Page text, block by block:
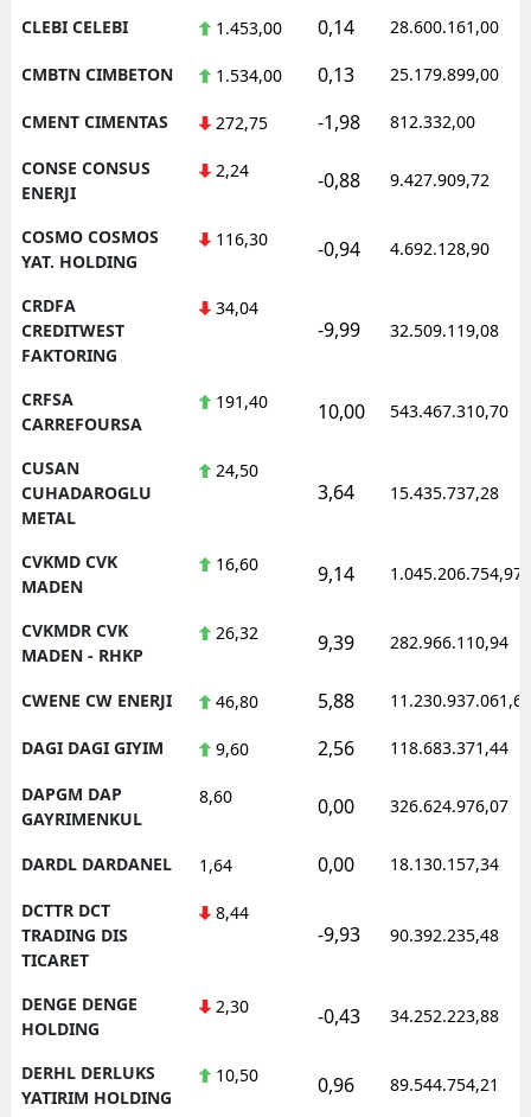
CLEBI CELEBI 1.453,00 0,14 28.600.161,00
CMBTN CIMBETON 1.534,00 0,13 25.179.899,00
CMENT CIMENTAS 272,75 -1,98 812.332,00
CONSE CONSUS
ENERJI
2,24 -0,88 9.427.909,72
COSMO COSMOS
YAT. HOLDING
116,30 -0,94 4.692.128,90
CRDFA
CREDITWEST
FAKTORING
34,04
-9,99 32.509.119,08
CRFSA
CARREFOURSA
191,40 10,00 543.467.310,70
CUSAN
CUHADAROGLU
METAL
24,50
3,64 15.435.737,28
CVKMD CVK
MADEN
16,60 9,14 1.045.206.754,97
CVKMDR CVK
MADEN - RHKP
26,32 9,39 282.966.110,94
CWENE CW ENERJI 46,80 5,88 11.230.937.061,62
DAGI DAGI GIYIM 9,60 2,56 118.683.371,44
DAPGM DAP
GAYRIMENKUL
8,60 0,00 326.624.976,07
DARDL DARDANEL 1,64 0,00 18.130.157,34
DCTTR DCT
TRADING DIS
TICARET
8,44
-9,93 90.392.235,48
DENGE DENGE
HOLDING
2,30 -0,43 34.252.223,88
DERHL DERLUKS
YATIRIM HOLDING
10,50 0,96 89.544.754,21